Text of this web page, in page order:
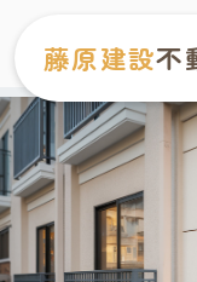
藤原建設不